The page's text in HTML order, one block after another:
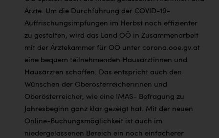
Ärzte. Um die Durchführung der COVID-19-
Auffrischungsimpfungen im Herbst noch effizienter
zu gestalten, wird das Land OÖ in Zusammenarbeit
mit der Ärztekammer für OÖ unter corona.ooe.gv.at
eine bequem teilnehmenden Hausärztinnen und
Hausärzten schaffen. Das entspricht auch den
Wünschen der Oberösterreicherinnen und
Oberösterreicher, wie eine IMAS- Befragung zu
Jahresbeginn ganz klar gezeigt hat. Mit der neuen
Online-Buchungsmöglichkeit ist auch im
niedergelassenen Bereich ein noch einfacherer